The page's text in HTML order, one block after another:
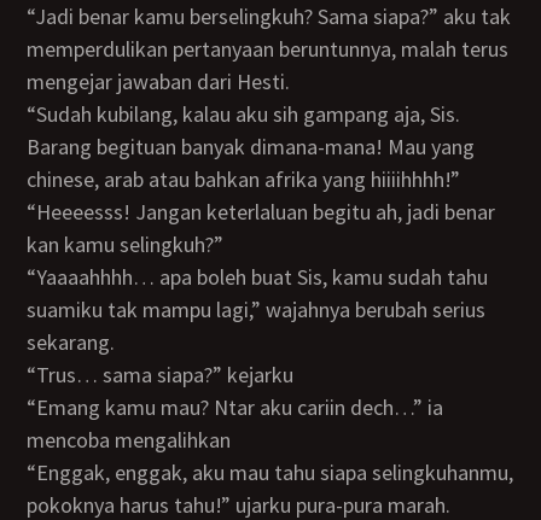
“Jadi benar kamu berselingkuh? Sama siapa?” aku tak
memperdulikan pertanyaan beruntunnya, malah terus
mengejar jawaban dari Hesti.
“sudah kubilang, kalau aku sih gampang aja, Sis.
Barang begituan banyak dimana-mana! Mau yang
chinese, arab atau bahkan afrika yang hiiiihhhh!”
“Heeeesss! Jangan keterlaluan begitu ah, jadi benar
kan kamu selingkuh?”
“Yaaaahhhh… apa boleh buat Sis, kamu sudah tahu
suamiku tak mampu lagi,” wajahnya berubah serius
sekarang.
“Trus… sama siapa?” kejarku
“Emang kamu mau? Ntar aku cariin dech…” ia
mencoba mengalihkan
“Enggak, enggak, aku mau tahu siapa selingkuhanmu,
pokoknya harus tahu!” ujarku pura-pura marah.